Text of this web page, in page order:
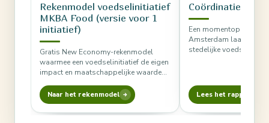
Rekenmodel voedselinitiatief
MKBA Food (versie voor 1
initiatief)
Gratis New Economy-rekenmodel
waarmee een voedselinitiatief de eigen
impact en maatschappelijke waarde
of Google…
Naar het rekenmodel
Coördinatie
Een momentopname
Amsterdam laat zien
stedelijke voedselhub
Lees het rapport